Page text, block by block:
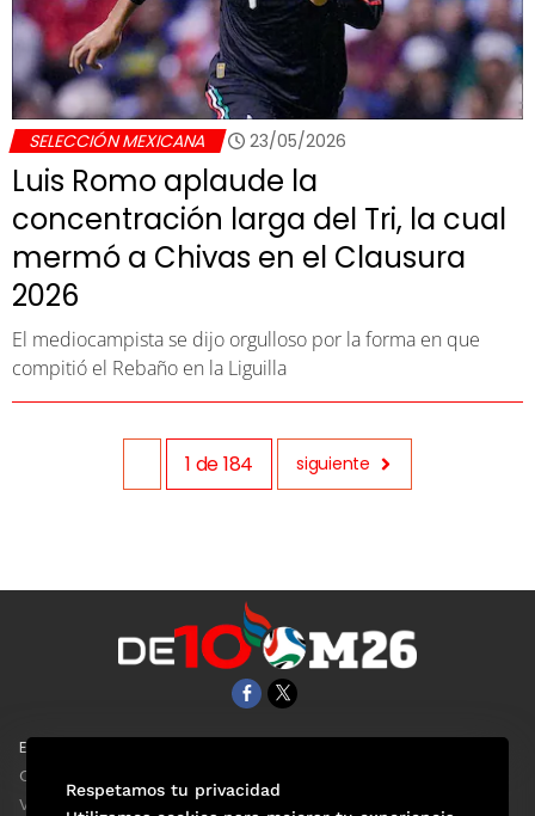
SELECCIÓN MEXICANA 23/05/2026
Luis Romo aplaude la
concentración larga del Tri, la cual
mermó a Chivas en el Clausura
2026
El mediocampista se dijo orgulloso por la forma en que
compitió el Rebaño en la Liguilla
1 de184 siguiente
EL UNIVERSAL
Clase
ViveUSA
Respetamos tu privacidad